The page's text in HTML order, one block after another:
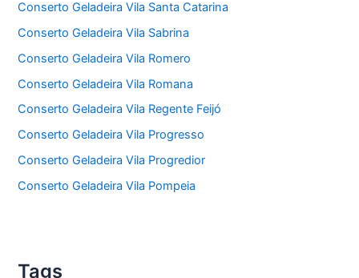
Conserto Geladeira Vila Santa Catarina
Conserto Geladeira Vila Sabrina
Conserto Geladeira Vila Romero
Conserto Geladeira Vila Romana
Conserto Geladeira Vila Regente Feijó
Conserto Geladeira Vila Progresso
Conserto Geladeira Vila Progredior
Conserto Geladeira Vila Pompeia
Tags